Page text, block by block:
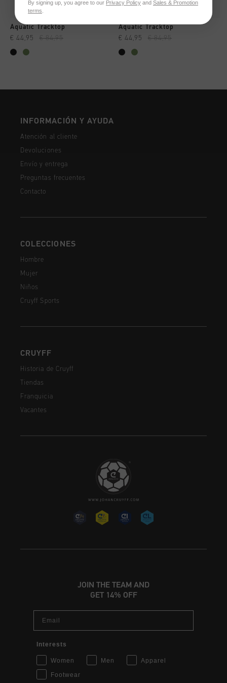
Aquatic Tracktop
€ 44,95 € 84,95
Aquatic Tracktop
€ 44,95 € 84,95
INFORMACIÓN Y AYUDA
Atención al cliente
Devoluciones
Envío y entrega
Preguntas frecuentes
Contacto
COLECCIONES
Hombre
Mujer
Niños
Cruyff Sports
CRUYFF
Historia de Cruyff
Tiendas
Franquicia
Vacantes
JOIN THE TEAM AND
GET 14% OFF
Interests
Women Men
Apparel
Footwear
By signing up, you agree to our Privacy Policy and Sales & Promotion
terms